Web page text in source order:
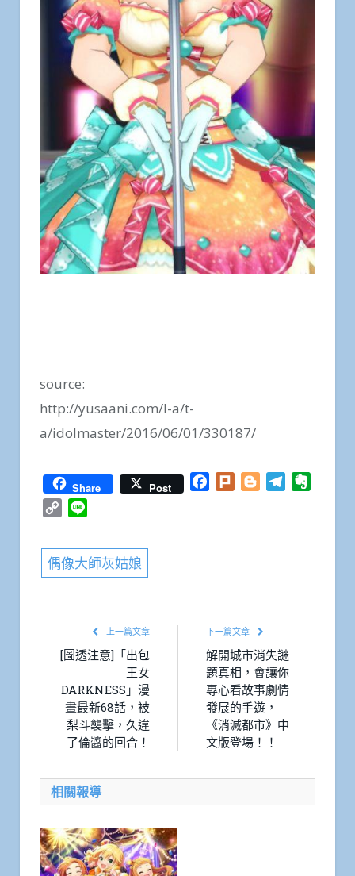
source:
http://yusaani.com/l-a/t-
a/idolmaster/2016/06/01/330187/
Share Post Facebook
Plurk BloggerTelegram
Copy
偶像大師灰姑娘
上一篇文章
[圖透注意]「出包
王女
DARKNESS」漫
畫最新68話，被
梨斗襲擊，久違
了倫醬的回合！
下一篇文章
解開城市消失謎
題真相，會讓你
專心看故事劇情
發展的手遊，
《消滅都市》中
文版登場！！
相關報導